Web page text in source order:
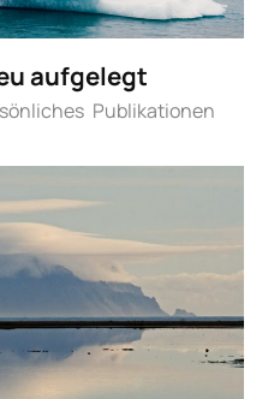
aufgelegt
Publikationen